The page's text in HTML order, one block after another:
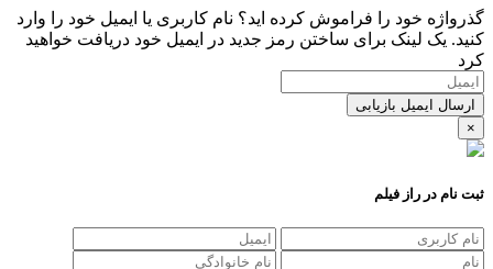
گذرواژه خود را فراموش کرده اید؟ نام کاربری یا ایمیل خود را وارد
کنید. یک لینک برای ساختن رمز جدید در ایمیل خود دریافت خواهید
کرد
ارسال ایمیل بازیابی
×
ثبت نام در راز فیلم